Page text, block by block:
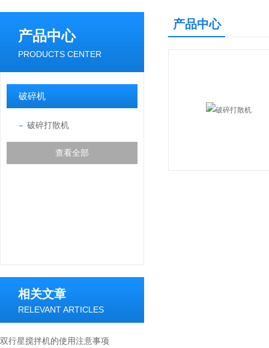
产品中心
PRODUCTS CENTER
破碎机
破碎打散机
查看全部
相关文章
RELEVANT ARTICLES
双行星搅拌机的使用注意事项
产品中心